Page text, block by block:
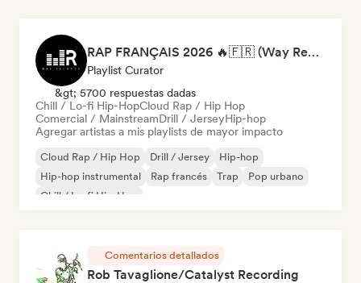
RAP FRANÇAIS 2026 🔥🇫🇷 (Way Records)
Playlist Curator
&gt; 5700 respuestas dadas
Chill / Lo-fi Hip-HopCloud Rap / Hip Hop
Comercial / MainstreamDrill / JerseyHip-hop
Agregar artistas a mis playlists de mayor impacto
Cloud Rap / Hip Hop Drill / Jersey
Hip-hop
Hip-hop instrumental
Rap francés Trap
Pop urbano
Chill / Lo-fi Hip-Hop
Comentarios detallados
Rob Tavaglione/Catalyst Recording